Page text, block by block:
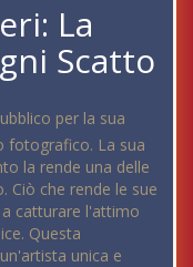
La
Scatto
per la sua
fotografico. La sua
la rende una delle
che rende le sue
catturare l'attimo
Questa
unica e